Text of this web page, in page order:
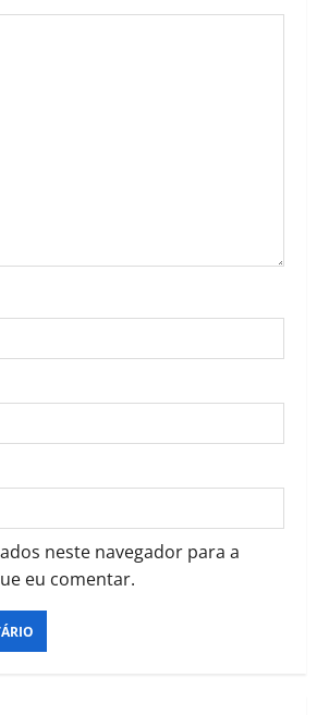
neste navegador para a
eu comentar.